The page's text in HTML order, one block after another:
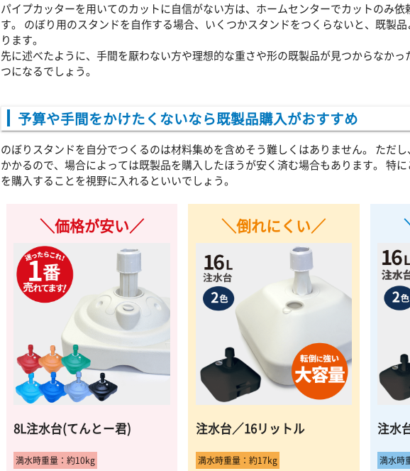
パイプカッターを用いてのカットに自信がない方は、ホームセンターでカットのみ
す。 のぼり用のスタンドを自作する場合、いくつかスタンドをつくらないと、既製
ります。
先に述べたように、手間を厭わない方や理想的な重さや形の既製品が見つからなか
つになるでしょう。
予算や手間をかけたくないなら既製品購入がおすすめ
のぼりスタンドを自分でつくるのは材料集めを含めそう難しくはありません。 ただ
かかるので、場合によっては既製品を購入したほうが安く済む場合もあります。 特
を購入することを視野に入れるといいでしょう。
＼価格が安い／
8L注水台(てんとー君)
満水時重量：約10kg
＼倒れにくい／
注水台／16リットル
満水時重量：約17kg
注水
満水時